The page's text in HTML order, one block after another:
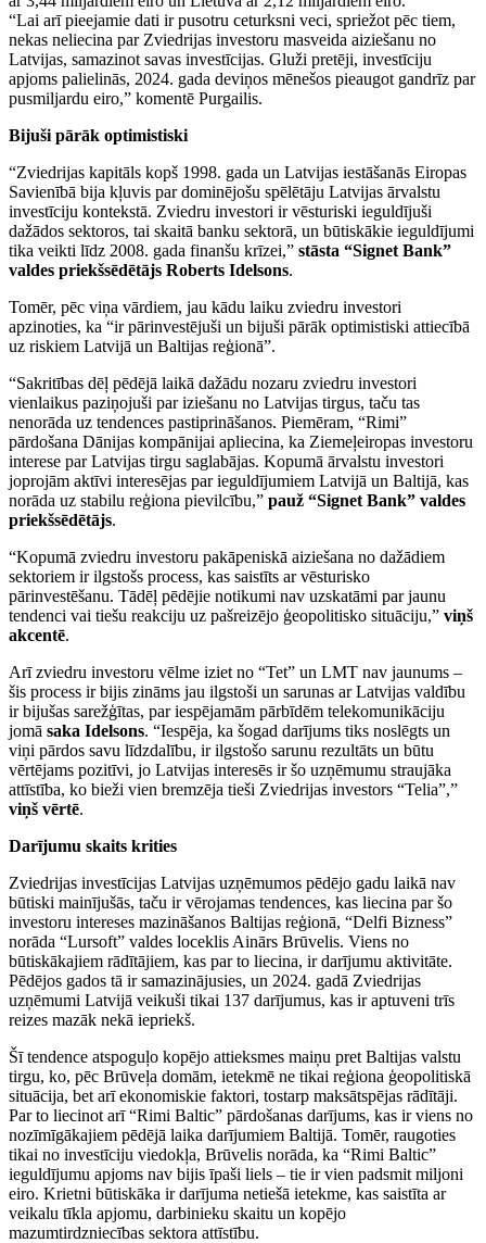
“Lai arī pieejamie dati ir pusotru ceturksni veci, spriežot pēc tiem,
nekas neliecina par Zviedrijas investoru masveida aiziešanu no
Latvijas, samazinot savas investīcijas. Gluži pretēji, investīciju
apjoms palielinās, 2024. gada deviņos mēnešos pieaugot gandrīz par
pusmiljardu eiro,” komentē Purgailis.
Bijuši pārāk optimistiski
“Zviedrijas kapitāls kopš 1998. gada un Latvijas iestāšanās Eiropas
Savienībā bija kļuvis par dominējošu spēlētāju Latvijas ārvalstu
investīciju kontekstā. Zviedru investori ir vēsturiski ieguldījuši
dažādos sektoros, tai skaitā banku sektorā, un būtiskākie ieguldījumi
tika veikti līdz 2008. gada finanšu krīzei,” stāsta “Signet Bank”
valdes priekšsēdētājs Roberts Idelsons.
Tomēr, pēc viņa vārdiem, jau kādu laiku zviedru investori
apzinoties, ka “ir pārinvestējuši un bijuši pārāk optimistiski attiecībā
uz riskiem Latvijā un Baltijas reģionā”.
“Sakritības dēļ pēdējā laikā dažādu nozaru zviedru investori
vienlaikus paziņojuši par iziešanu no Latvijas tirgus, taču tas
nenorāda uz tendences pastiprināšanos. Piemēram, “Rimi”
pārdošana Dānijas kompānijai apliecina, ka Ziemeļeiropas investoru
interese par Latvijas tirgu saglabājas. Kopumā ārvalstu investori
joprojām aktīvi interesējas par ieguldījumiem Latvijā un Baltijā, kas
norāda uz stabilu reģiona pievilcību,” pauž “Signet Bank” valdes
priekšsēdētājs.
“Kopumā zviedru investoru pakāpeniskā aiziešana no dažādiem
sektoriem ir ilgstošs process, kas saistīts ar vēsturisko
pārinvestēšanu. Tādēļ pēdējie notikumi nav uzskatāmi par jaunu
tendenci vai tiešu reakciju uz pašreizējo ģeopolitisko situāciju,” viņš
akcentē.
Arī zviedru investoru vēlme iziet no “Tet” un LMT nav jaunums –
šis process ir bijis zināms jau ilgstoši un sarunas ar Latvijas valdību
ir bijušas sarežģītas, par iespējamām pārbīdēm telekomunikāciju
jomā saka Idelsons. “Iespēja, ka šogad darījums tiks noslēgts un
viņi pārdos savu līdzdalību, ir ilgstošo sarunu rezultāts un būtu
vērtējams pozitīvi, jo Latvijas interesēs ir šo uzņēmumu straujāka
attīstība, ko bieži vien bremzēja tieši Zviedrijas investors “Telia”,”
viņš vērtē.
Darījumu skaits krities
Zviedrijas investīcijas Latvijas uzņēmumos pēdējo gadu laikā nav
būtiski mainījušās, taču ir vērojamas tendences, kas liecina par šo
investoru intereses mazināšanos Baltijas reģionā, “Delfi Bizness”
norāda “Lursoft” valdes loceklis Ainārs Brūvelis. Viens no
būtiskākajiem rādītājiem, kas par to liecina, ir darījumu aktivitāte.
Pēdējos gados tā ir samazinājusies, un 2024. gadā Zviedrijas
uzņēmumi Latvijā veikuši tikai 137 darījumus, kas ir aptuveni trīs
reizes mazāk nekā iepriekš.
Šī tendence atspoguļo kopējo attieksmes maiņu pret Baltijas valstu
tirgu, ko, pēc Brūveļa domām, ietekmē ne tikai reģiona ģeopolitiskā
situācija, bet arī ekonomiskie faktori, tostarp maksātspējas rādītāji.
Par to liecinot arī “Rimi Baltic” pārdošanas darījums, kas ir viens no
nozīmīgākajiem pēdējā laika darījumiem Baltijā. Tomēr, raugoties
tikai no investīciju viedokļa, Brūvelis norāda, ka “Rimi Baltic”
ieguldījumu apjoms nav bijis īpaši liels – tie ir vien padsmit miljoni
eiro. Krietni būtiskāka ir darījuma netiešā ietekme, kas saistīta ar
veikalu tīkla apjomu, darbinieku skaitu un kopējo
mazumtirdzniecības sektora attīstību.